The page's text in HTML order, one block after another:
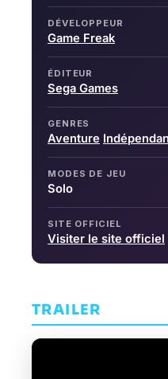
DÉVELOPPEUR
Game Freak
ÉDITEUR
Sega Games
GENRES
Aventure
MODES DE JEU
Solo
SITE OFFICIEL
Visiter le site officiel
TRAILER